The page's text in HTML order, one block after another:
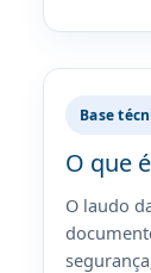
Base
O que
O laudo